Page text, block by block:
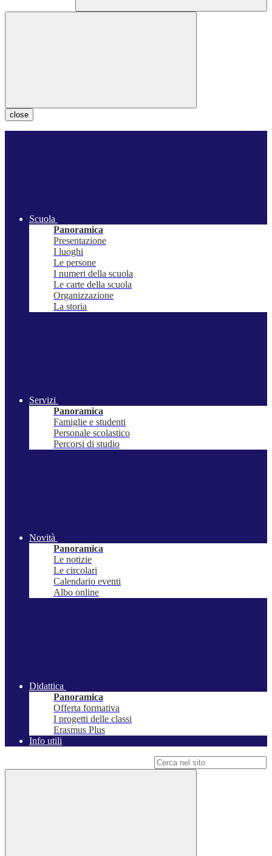
close
Scuola
Panoramica
Presentazione
I luoghi
Le persone
I numeri della scuola
Le carte della scuola
Organizzazione
La storia
Servizi
Panoramica
Famiglie e studenti
Personale scolastico
Percorsi di studio
Novità
Panoramica
Le notizie
Le circolari
Calendario eventi
Albo online
Didattica
Panoramica
Offerta formativa
I progetti delle classi
Erasmus Plus
Info utili